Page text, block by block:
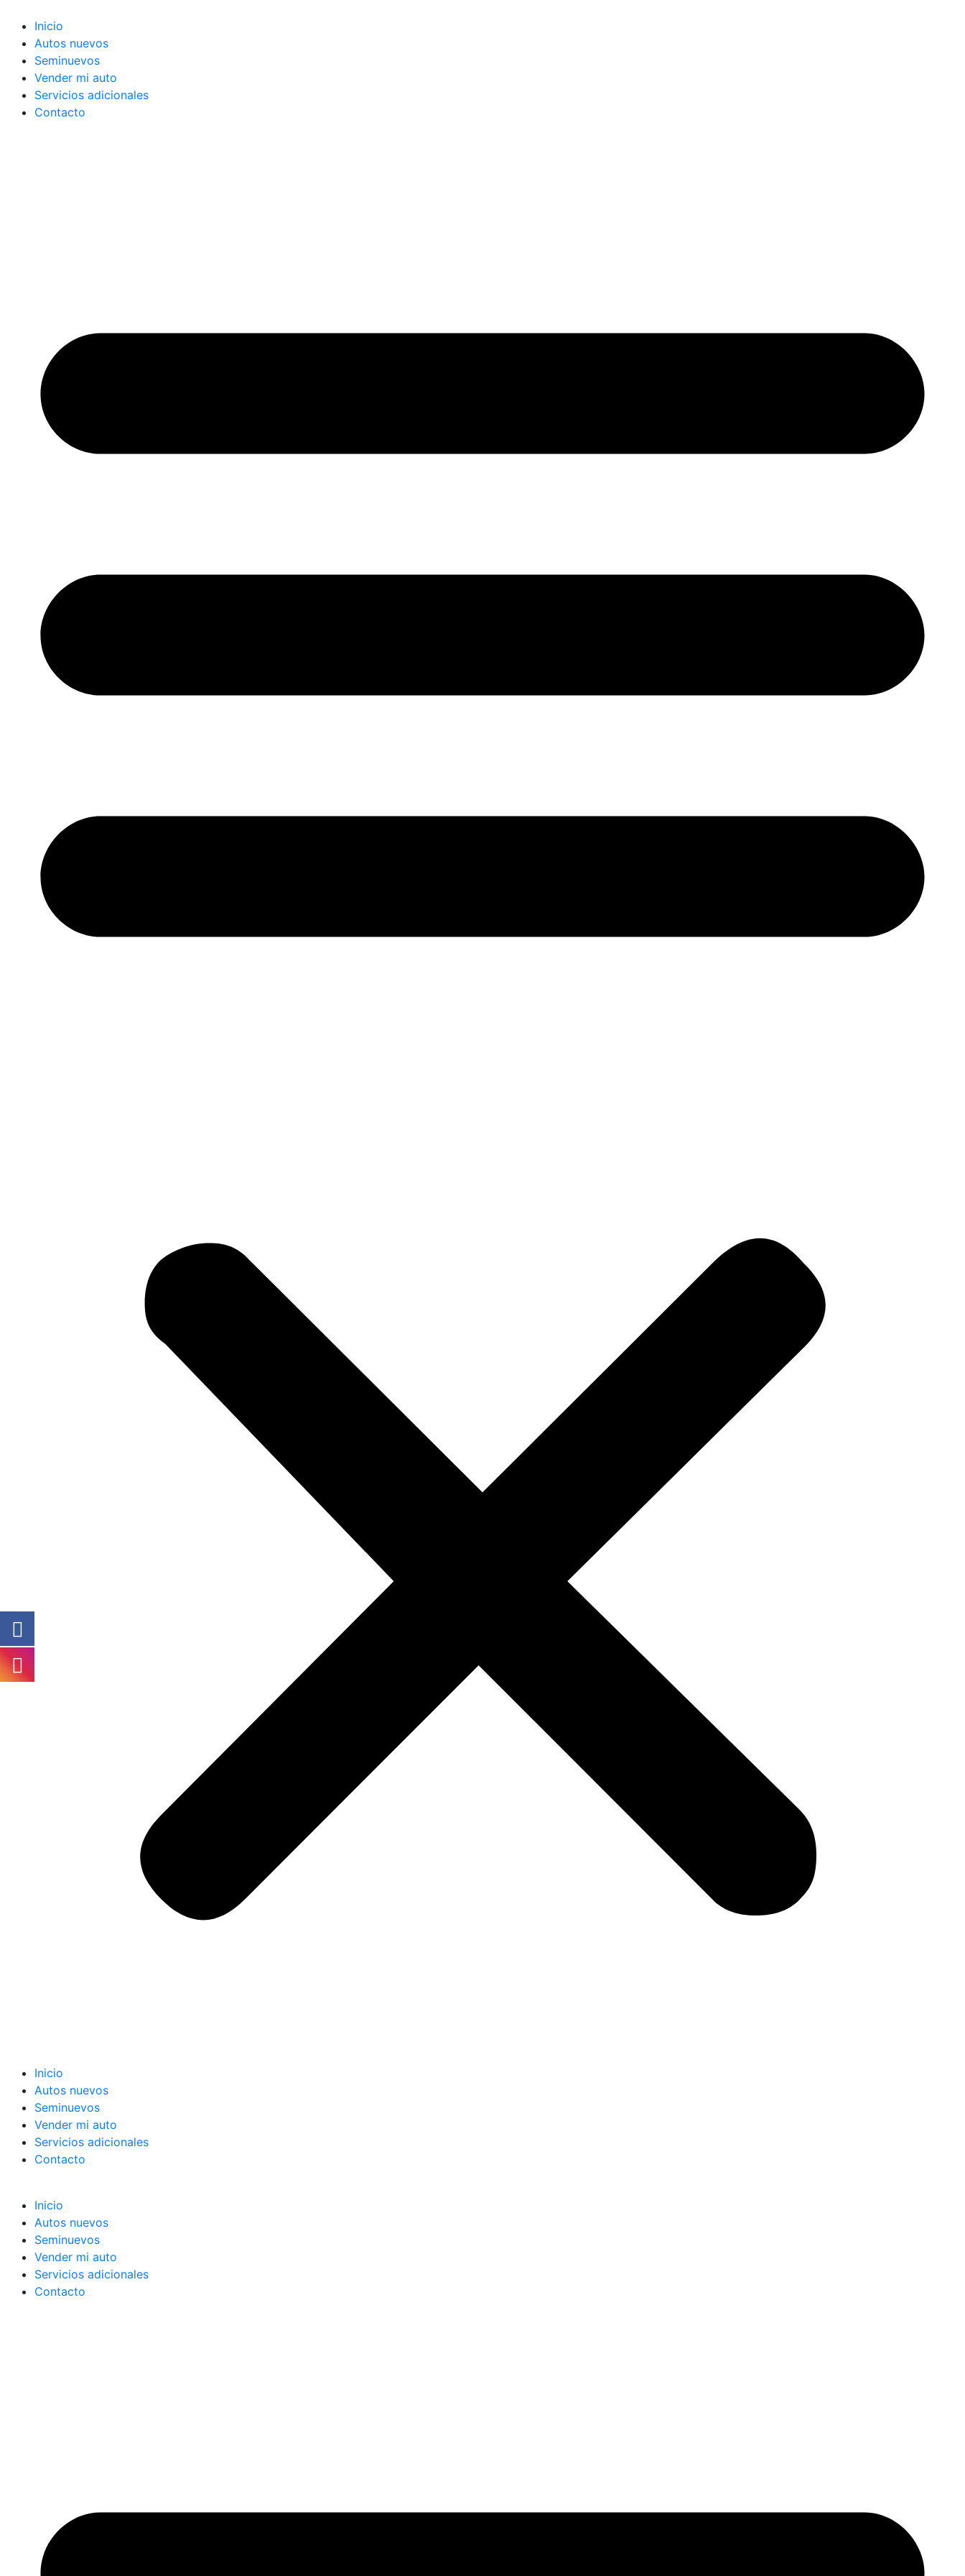
contenido
Inicio
Autos nuevos
Seminuevos
Vender mi auto
Servicios adicionales
Contacto
Inicio
Autos nuevos
Seminuevos
Vender mi auto
Servicios adicionales
Contacto
Inicio
Autos nuevos
Seminuevos
Vender mi auto
Servicios adicionales
Contacto